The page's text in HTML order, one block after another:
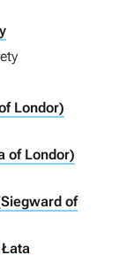
Londor)
of Londor)
of